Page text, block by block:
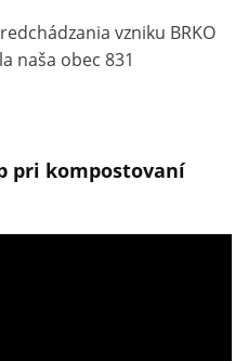
vzniku BRKO
naša obec 831
pri kompostovaní